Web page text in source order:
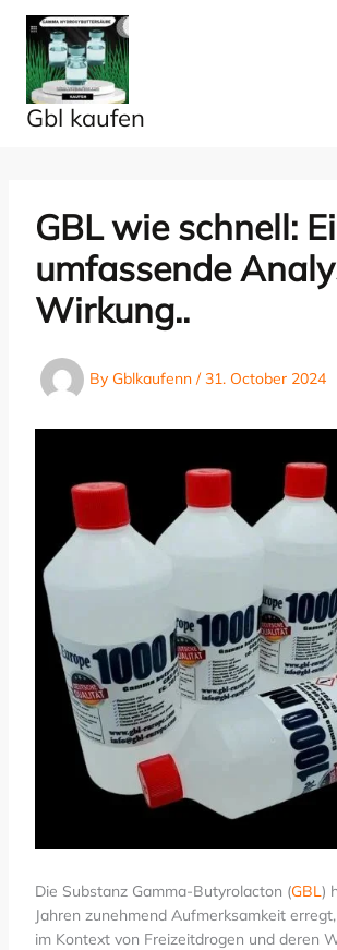
Skip
content
Gbl kaufen
GBL wie schnell:
umfassende
Wirkung..
By Gblkaufenn /31. October 2024
Die Substanz Gamma-Butyrolacton (GBL)
Jahren zunehmend Aufmerksamkeit
im Kontext von Freizeitdrogen und deren